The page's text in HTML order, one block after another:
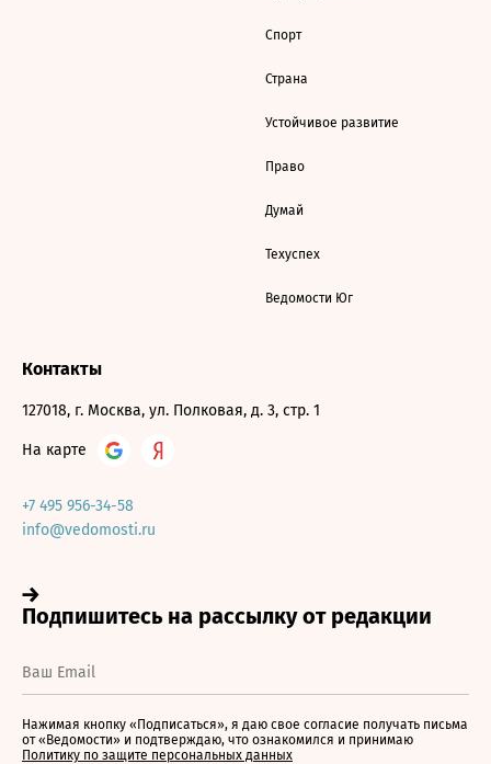
Спорт
Страна
Устойчивое развитие
Право
Думай
Техуспех
Ведомости Юг
Контакты
127018, г. Москва, ул. Полковая, д. 3, стр. 1
На карте
+7 495 956-34-58
info@vedomosti.ru
Нажимая кнопку «Подписаться», я даю свое согласие получать письма
от «Ведомости» и подтверждаю, что ознакомился и принимаю
Политику по защите персональных данных